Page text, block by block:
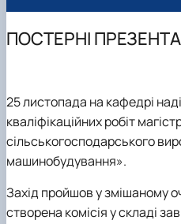
About NUBiP
Leadership & Governance
Campus & Facilities
Academic Programs
Cultural Diversity
International Student
Research Excellence
Research Infrastructure
Projects
Patent & Licensing
Science for Business
Educational and
Educational & Research
Partnerships
International Projects
Erasmus+ Mobility
International Students
Faculties and Units
University Offices
Press Service
ПОСТЕРНІ
25 листопада на кафедрі
кваліфікаційних робіт
сільськогосподарського
машинобудування».
Захід пройшов у змішаному
створена комісія у складі